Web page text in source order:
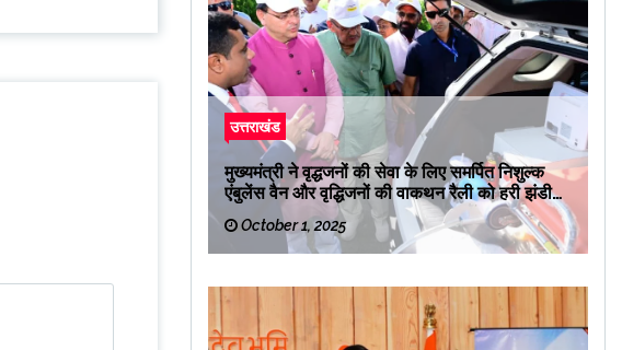
उत्तराखंड
मुख्यमंत्री ने वृद्धजनों की सेवा के लिए समर्पित निशुल्क
एंबुलेंस वैन और वृद्धिजनों की वाकथन रैली को हरी झंडी
दिखाकर रवाना किया
October 1, 2025